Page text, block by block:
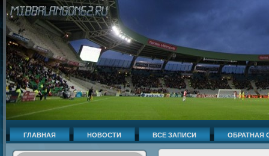
ГЛАВНАЯ НОВОСТИ ВСЕ ЗАПИСИ ОБРАТНАЯ